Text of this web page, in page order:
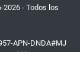
2026 - Todos los
APN-DNDA#MJ
| Teléfono:+54 9 11